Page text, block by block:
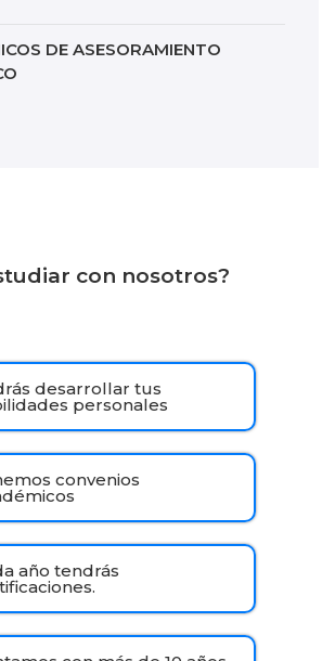
DE ASESORAMIENTO
con nosotros?
desarrollar tus
personales
convenios
año tendrás